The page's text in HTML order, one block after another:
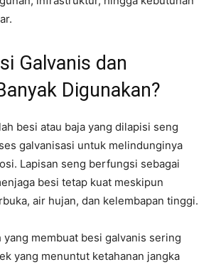
Galvanis dan
Digunakan?
besi atau baja yang dilapisi seng
galvanisasi untuk melindunginya
Lapisan seng berfungsi sebagai
besi tetap kuat meskipun
air hujan, dan kelembapan tinggi.
yang membuat besi galvanis sering
yang menuntut ketahanan jangka